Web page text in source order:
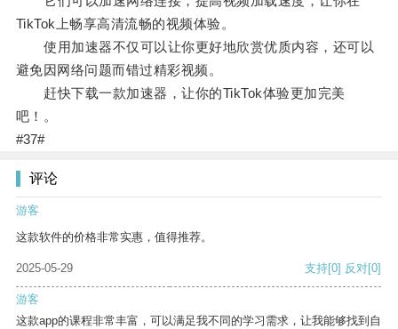
TikTok上畅享高清流畅的视频体验。
使用加速器不仅可以让你更好地欣赏优质内容，还可以
避免因网络问题而错过精彩视频。
赶快下载一款加速器，让你的TikTok体验更加完美
吧！。
#37#
评论
游客
这款软件的价格非常实惠，值得推荐。
2025-05-29 支持[0] 反对[0]
游客
这款app的课程非常丰富，可以满足我不同的学习需求，让我能够找到自